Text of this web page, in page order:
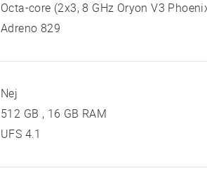
Octa-core (2x3, 8 GHz Oryon V3
Adreno 829
Nej
512 GB , 16 GB RAM
UFS 4.1